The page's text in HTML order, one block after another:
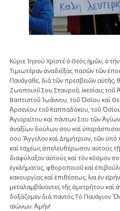
Κύριε Ἰησού Χριστέ ὁ Θεός ἠμῶν, ὁ
Τιμιωτέραν ἀναδείξας πασῶν τῶν
Πανάγαθε, διά τῶν πρεσβειῶν αὐτῆς,
Ζωοποιοῦ Σου Σταυροῦ, ἰκεσίαις
Βαπτιστοῦ Ἰωάννου, τοῦ Ὀσίου καί
Ἀρσενίου τοῦ Καππαδόκου, τοῦ
Ἁγιορείτου καί πάντων Σου τῶν
ἀναξίων δούλων σου καί
σου Ἄγγελον καί Δημήτριον, τῶν
καί ταχέως ἀπελευθέρωσον αὐτούς
διαφύλαξον αὐτούς καί τόν κόσμον
ἐγκλήματος, φθοροποιοῦ καί
κακουργίας καί ἐπιθέσεως, ἴνα ἐν
μεταλαμβάνοντες τῆς ἀμετρήτου καί
δοξάζομεν διά παντός Τό Πανάγιον
αἰώνων. Ἀμήν!